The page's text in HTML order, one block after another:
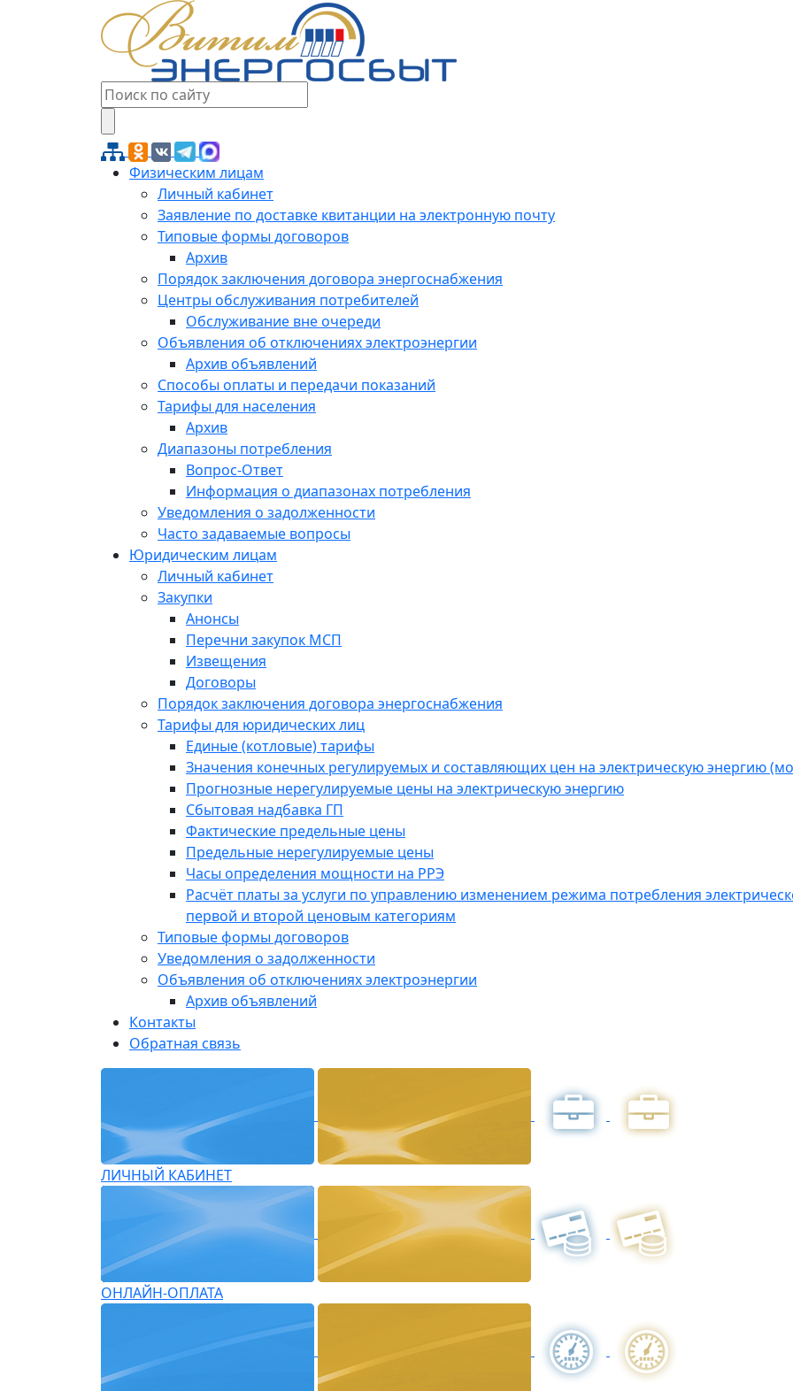
Физическим лицам
Личный кабинет
Заявление по доставке квитанции на электронную почту
Типовые формы договоров
Архив
Порядок заключения договора энергоснабжения
Центры обслуживания потребителей
Обслуживание вне очереди
Объявления об отключениях электроэнергии
Архив объявлений
Способы оплаты и передачи показаний
Тарифы для населения
Архив
Диапазоны потребления
Вопрос-Ответ
Информация о диапазонах потребления
Уведомления о задолженности
Часто задаваемые вопросы
Юридическим лицам
Личный кабинет
Закупки
Анонсы
Перечни закупок МСП
Извещения
Договоры
Порядок заключения договора энергоснабжения
Тарифы для юридических лиц
Единые (котловые) тарифы
Значения конечных регулируемых и составляющих цен на электрическую энергию
Прогнозные нерегулируемые цены на электрическую энергию
Сбытовая надбавка ГП
Фактические предельные цены
Предельные нерегулируемые цены
Часы определения мощности на РРЭ
Расчёт платы за услуги по управлению изменением режима потребления
первой и второй ценовым категориям
Типовые формы договоров
Уведомления о задолженности
Объявления об отключениях электроэнергии
Архив объявлений
Контакты
Обратная связь
ЛИЧНЫЙ КАБИНЕТ
ОНЛАЙН-ОПЛАТА